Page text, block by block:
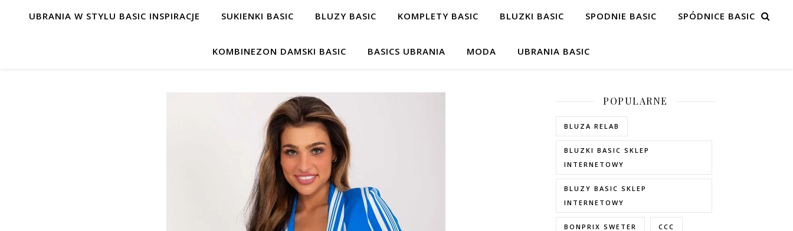
UBRANIA W STYLU BASIC INSPIRACJE SUKIENKI BASIC BLUZY BASIC KOMPLETY BASIC BLUZKI BASIC SPODNIE BASIC SPÓDNICE BASIC
KOMBINEZON DAMSKI BASIC BASICS UBRANIA MODA UBRANIA BASIC
POPULARNE
BLUZA RELAB
BLUZKI BASIC SKLEP
INTERNETOWY
BLUZY BASIC SKLEP
INTERNETOWY
BONPRIX SWETER CCC